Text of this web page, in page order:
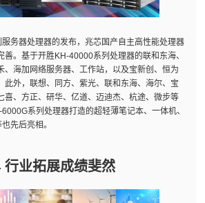
务器处理器的发布，兆芯国产自主高性能处理器
善。基于开胜KH-40000系列处理器的联和东海、
、海加网络服务器、工作站，以及宝新创、恒为
此外，联想、同方、紫光、联和东海、海尔、宝
喜、方正、研华、亿道、迈迪杰、杭途、微步等
系列处理器打造的超轻薄笔记本、一体机、
先后亮相。
行业拓展成绩斐然